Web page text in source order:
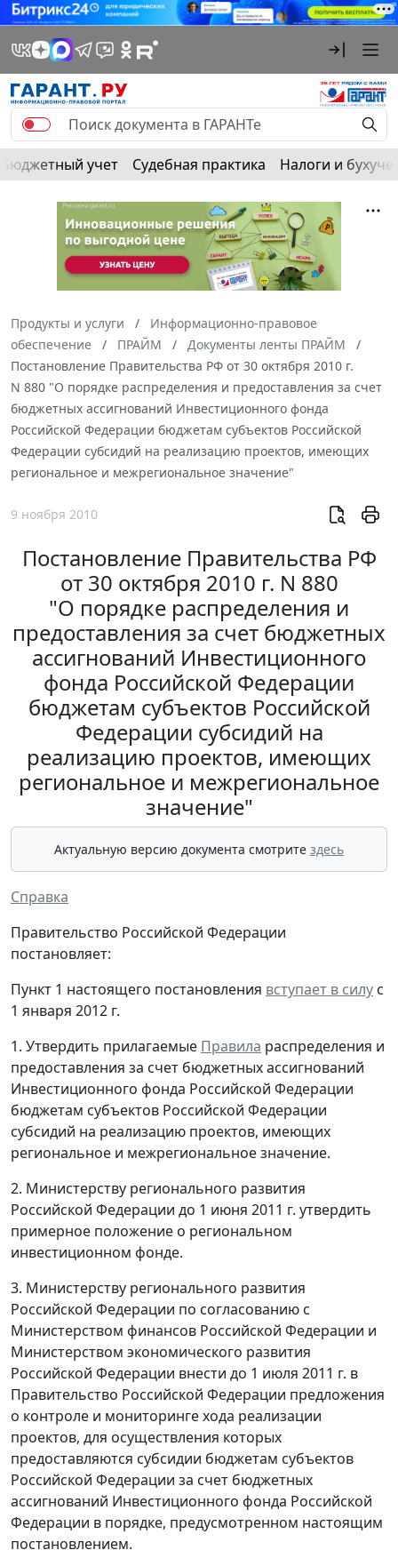
Бюджетный учет Судебная практика Налоги и
Продукты и услуги
Информационно-правовое
обеспечение
ПРАЙМ
Документы ленты ПРАЙМ
Постановление Правительства РФ от 30 октября 2010 г.
N 880 "О порядке распределения и предоставления за счет
бюджетных ассигнований Инвестиционного фонда
Российской Федерации бюджетам субъектов Российской
Федерации субсидий на реализацию проектов, имеющих
региональное и межрегиональное значение"
9 ноября 2010
Постановление Правительства РФ
от 30 октября 2010 г. N 880
"О порядке распределения и
предоставления за счет бюджетных
ассигнований Инвестиционного
фонда Российской Федерации
бюджетам субъектов Российской
Федерации субсидий на
реализацию проектов, имеющих
региональное и межрегиональное
значение"
Актуальную версию документа смотрите здесь
Справка
Правительство Российской Федерации
постановляет:
Пункт 1 настоящего постановления вступает в силу с
1 января 2012 г.
1. Утвердить прилагаемые Правила распределения и
предоставления за счет бюджетных ассигнований
Инвестиционного фонда Российской Федерации
бюджетам субъектов Российской Федерации
субсидий на реализацию проектов, имеющих
региональное и межрегиональное значение.
2. Министерству регионального развития
Российской Федерации до 1 июня 2011 г. утвердить
примерное положение о региональном
инвестиционном фонде.
3. Министерству регионального развития
Российской Федерации по согласованию с
Министерством финансов Российской Федерации и
Министерством экономического развития
Российской Федерации внести до 1 июля 2011 г. в
Правительство Российской Федерации предложения
о контроле и мониторинге хода реализации
проектов, для осуществления которых
предоставляются субсидии бюджетам субъектов
Российской Федерации за счет бюджетных
ассигнований Инвестиционного фонда Российской
Федерации в порядке, предусмотренном настоящим
постановлением.